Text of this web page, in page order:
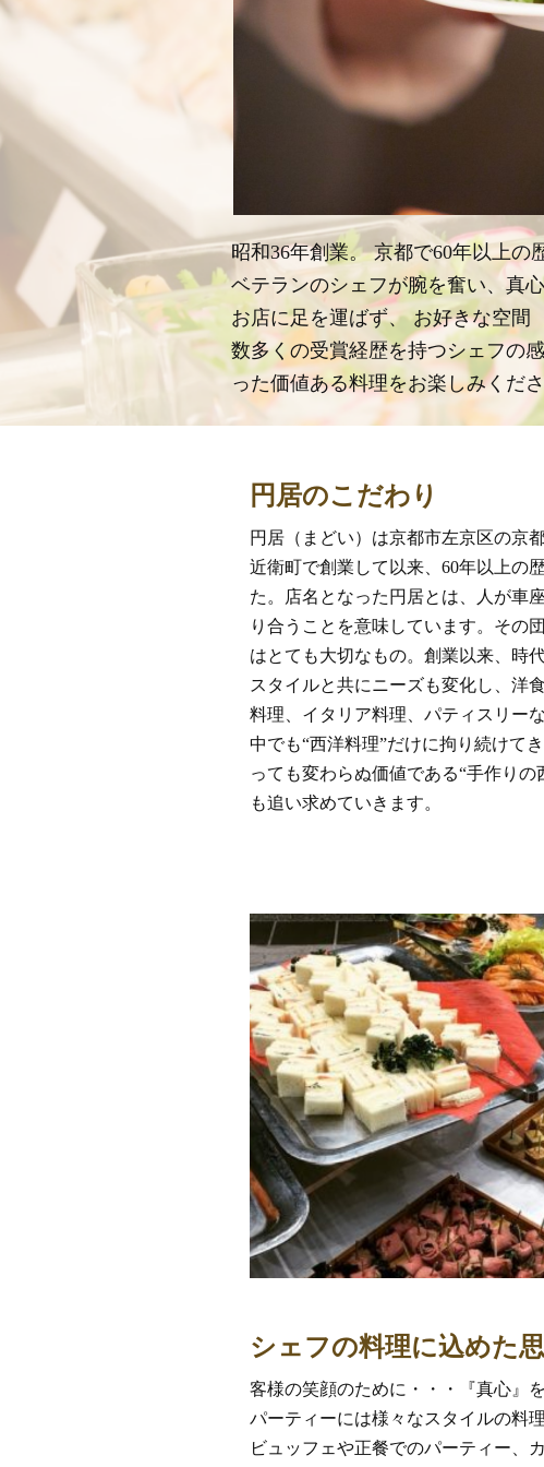
昭和36年創業。 京都で60年以上の
ベテランのシェフが腕を奮い、真
お店に足を運ばず、 お好きな空間
数多くの受賞経歴を持つシェフの
った価値ある料理をお楽しみくださ
円居のこだわり
円居（まどい）は京都市左京区の京
近衛町で創業して以来、60年以上の
た。店名となった円居とは、人が車
り合うことを意味しています。その
はとても大切なもの。創業以来、時
スタイルと共にニーズも変化し、洋
料理、イタリア料理、パティスリー
中でも“西洋料理”だけに拘り続けて
っても変わらぬ価値である“手作りの
も追い求めていきます。
シェフの料理に込めた
客様の笑顔のために・・・『真心』
パーティーには様々なスタイルの料
ビュッフェや正餐でのパーティー、